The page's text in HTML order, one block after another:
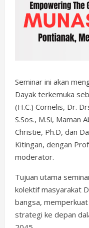
Seminar ini akan
Dayak terkemuka
(H.C.) Cornelis, Dr.
S.Sos., M.Si, Maman
Christie, Ph.D, dan
Kitingan, dengan
moderator.
Tujuan utama
kolektif masyarakat
bangsa,
strategi ke depan